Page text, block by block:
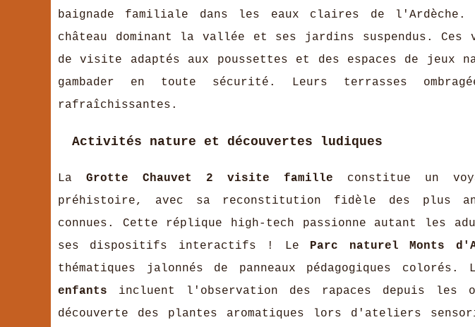
baignade familiale dans les eaux claires de l'Ardèche.
château dominant la vallée et ses jardins suspendus.
de visite adaptés aux poussettes et des espaces de jeux
gambader en toute sécurité. Leurs terrasses
rafraîchissantes.
Activités nature et découvertes ludiques
La Grotte Chauvet 2 visite famille constitue un
préhistoire, avec sa reconstitution fidèle des plus
connues. Cette réplique high-tech passionne autant les
ses dispositifs interactifs ! Le Parc naturel Monts
thématiques jalonnés de panneaux pédagogiques colorés.
enfants incluent l'observation des rapaces depuis les
découverte des plantes aromatiques lors d'ateliers